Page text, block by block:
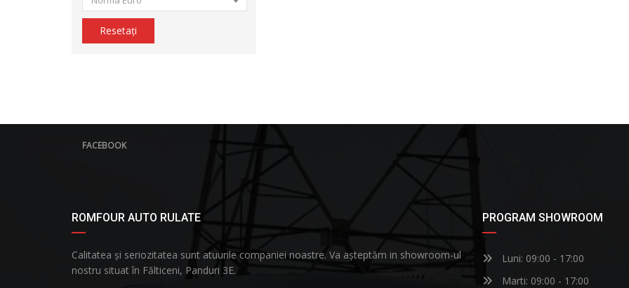
Resetați
FACEBOOK
ROMFOUR AUTO RULATE
Calitatea și seriozitatea sunt atuurile companiei noastre. Va așteptăm in showroom-ul
nostru situat în Fălticeni, Panduri 3E.
PROGRAM SHOWROOM
Luni: 09:00 - 17:00
Marti: 09:00 - 17:00